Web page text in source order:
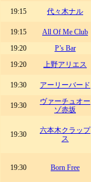
19:15
代々木ナル
19:15
All Of Me Club
19:20
P’s Bar
19:20
上野アリエス
19:30
アーリーバード
19:30
ヴァーチュオー
ゾ赤坂
19:30
六本木クラップ
ス
19:30 Born Free